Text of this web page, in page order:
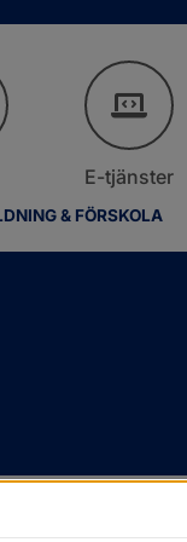
& FÖRSKOLA
E-tjänster